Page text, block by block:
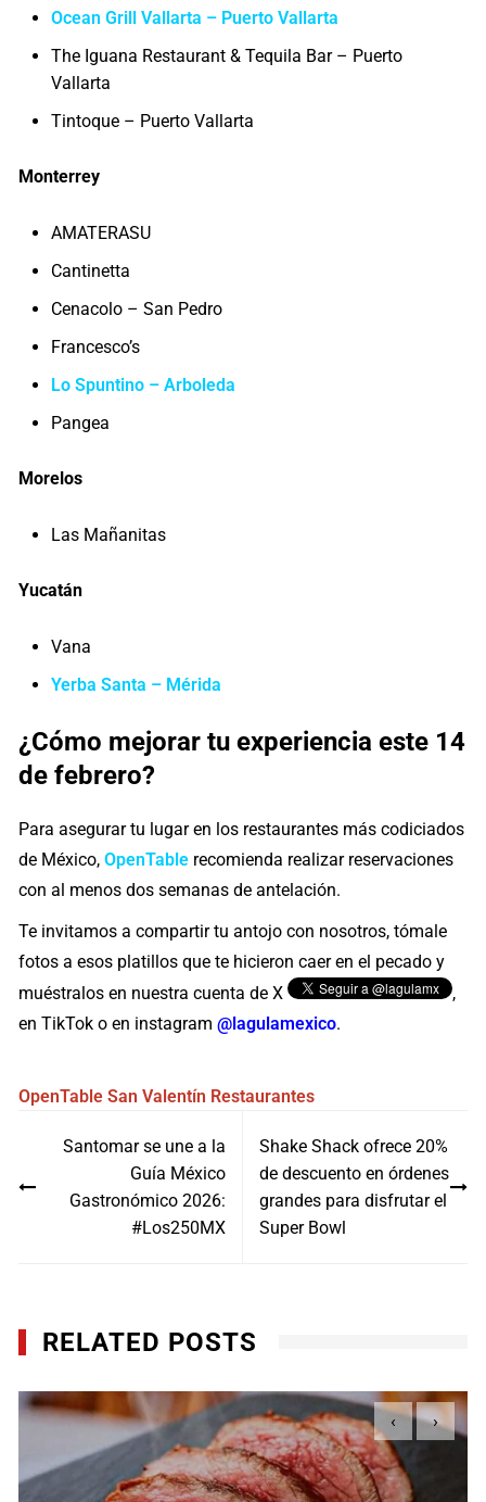
Ocean Grill Vallarta – Puerto Vallarta
The Iguana Restaurant & Tequila Bar – Puerto
Vallarta
Tintoque – Puerto Vallarta
Monterrey
AMATERASU
Cantinetta
Cenacolo – San Pedro
Francesco’s
Lo Spuntino – Arboleda
Pangea
Morelos
Las Mañanitas
Yucatán
Vana
Yerba Santa – Mérida
¿Cómo mejorar tu experiencia este 14
de febrero?
Para asegurar tu lugar en los restaurantes más codiciados
de México,OpenTable recomienda realizar reservaciones
con al menos dos semanas de antelación.
Te invitamos a compartir tu antojo con nosotros, tómale
fotos a esos platillos que te hicieron caer en el pecado y
muéstralos en nuestra cuenta de X
,
en TikTok o en instagram@lagulamexico.
OpenTable San Valentín Restaurantes
entradas
Santomar se une a la
Guía México
Gastronómico 2026:
#Los250MX
Shake Shack ofrece 20%
de descuento en órdenes
grandes para disfrutar el
Super Bowl
RELATED POSTS
‹ ›